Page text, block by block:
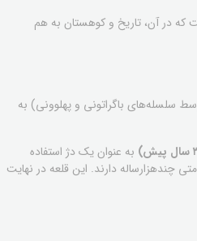
که در آن، تاریخ و کوهستان به هم
شد و در قرون ۱۰ تا ۱۳ (توسط سلسله‌های باگراتونی و پهلوونی) به
به عنوان یک دژ استفاده
چندهزارساله دارند. این قلعه در نهایت